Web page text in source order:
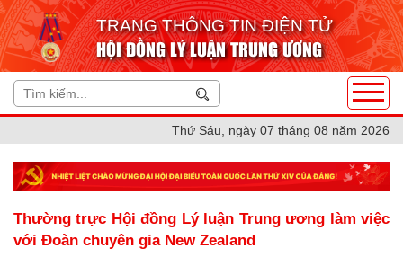
TRANG THÔNG TIN ĐIỆN TỬ
HỘI ĐỒNG LÝ LUẬN TRUNG ƯƠNG
Thứ Sáu, ngày 07 tháng 08 năm 2026
Thường trực Hội đồng Lý luận Trung ương làm việc
với Đoàn chuyên gia New Zealand